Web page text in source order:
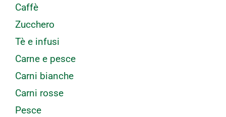
Caffè
Zucchero
Tè e infusi
Carne e pesce
Carni bianche
Carni rosse
Pesce